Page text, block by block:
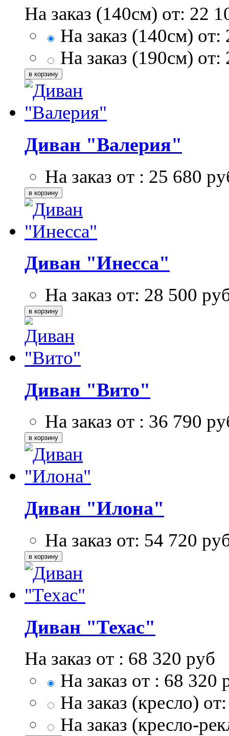
На заказ (140см) от: 22
На заказ (140см) от:
На заказ (190см) от:
Диван "Валерия"
На заказ от : 25 680
Диван "Инесса"
На заказ от: 28 500
Диван "Вито"
На заказ от : 36 790
Диван "Илона"
На заказ от: 54 720
Диван "Техас"
На заказ от : 68 320 руб
На заказ от : 68 320
На заказ (кресло)
На заказ (кресло-